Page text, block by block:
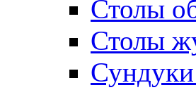
Столы
Столы